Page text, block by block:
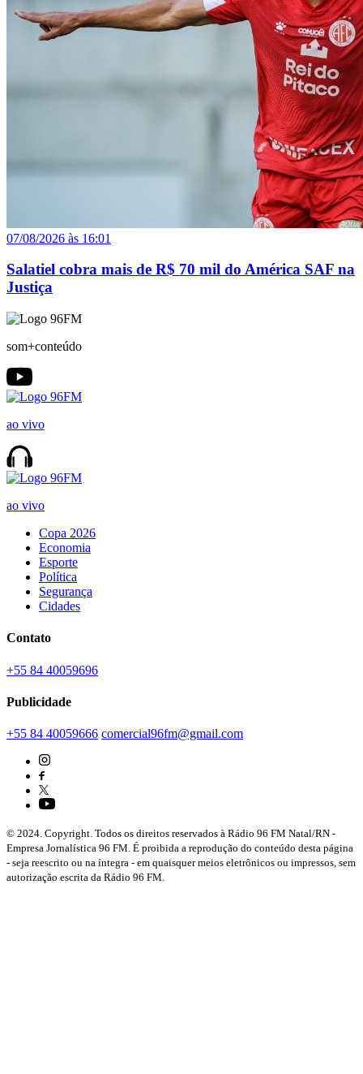
07/08/2026 às 16:01
Salatiel cobra mais de R$ 70 mil do América SAF na
Justiça
som+conteúdo
ao vivo
ao vivo
Copa 2026
Economia
Esporte
Política
Segurança
Cidades
Contato
+55 84 40059696
Publicidade
+55 84 40059666 comercial96fm@gmail.com
© 2024. Copyright. Todos os direitos reservados à Rádio 96 FM Natal/RN -
Empresa Jornalística 96 FM. É proibida a reprodução do conteúdo desta página
- seja reescrito ou na íntegra - em quaisquer meios eletrônicos ou impressos, sem
autorização escrita da Rádio 96 FM.